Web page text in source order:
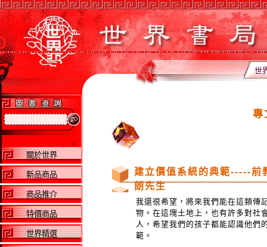
世
關於世界
新品商品
商品推介
特價商品
世界精選
專
建立價值系統的典範-----前
朗先生
我還很希望，將來我們能在這類傳
物。在這塊土地上，也有許多對社
人，希望我們的孩子都能認識他們
範。